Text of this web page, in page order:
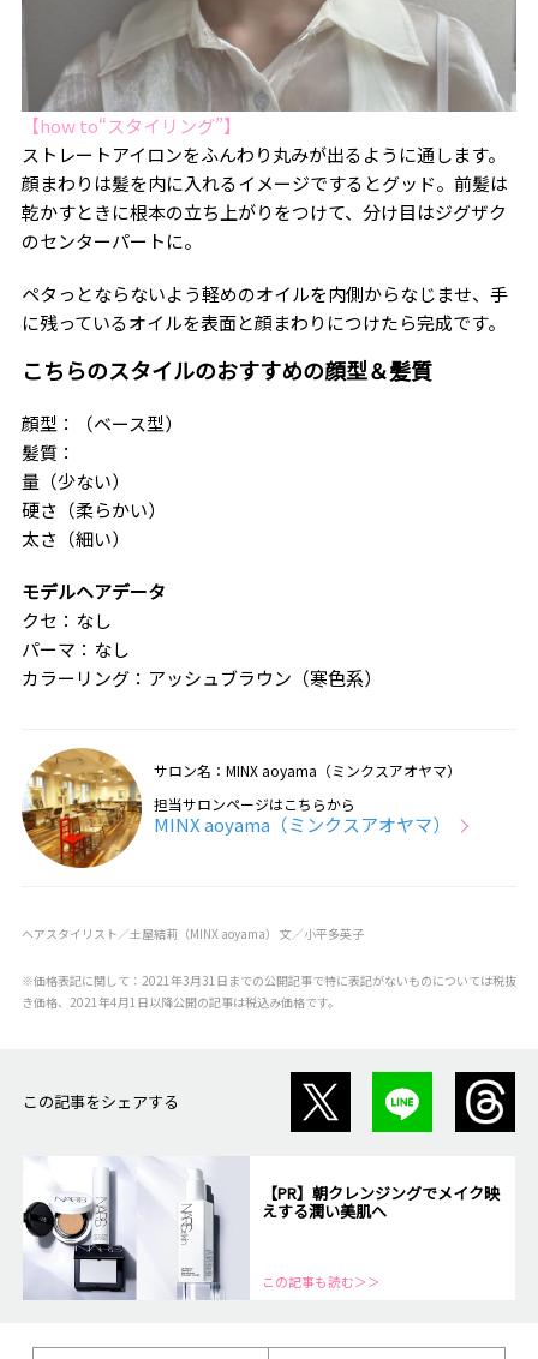
【how to“スタイリング”】
ストレートアイロンをふんわり丸みが出るように通します。
顔まわりは髪を内に入れるイメージでするとグッド。前髪は
乾かすときに根本の立ち上がりをつけて、分け目はジグザク
のセンターパートに。
ペタっとならないよう軽めのオイルを内側からなじませ、手
に残っているオイルを表面と顔まわりにつけたら完成です。
こちらのスタイルのおすすめの顔型＆髪質
顔型：（ベース型）
髪質：
量（少ない）
硬さ（柔らかい）
太さ（細い）
モデルヘアデータ
クセ：なし
パーマ：なし
カラーリング：アッシュブラウン（寒色系）
サロン名：MINX aoyama（ミンクスアオヤマ）
担当サロンページはこちらから
MINX aoyama（ミンクスアオヤマ）
ヘアスタイリスト／土屋結莉（MINX aoyama） 文／小平多英子
※価格表記に関して：2021年3月31日までの公開記事で特に表記がないものについては税抜
き価格、2021年4月1日以降公開の記事は税込み価格です。
この記事をシェアする
【PR】朝クレンジングでメイク映
えする潤い美肌へ
この記事も読む＞＞